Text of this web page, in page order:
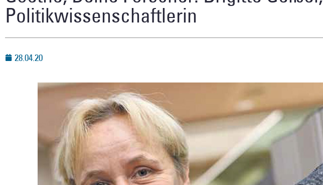
Politikwissenschaftlerin
28.04.20